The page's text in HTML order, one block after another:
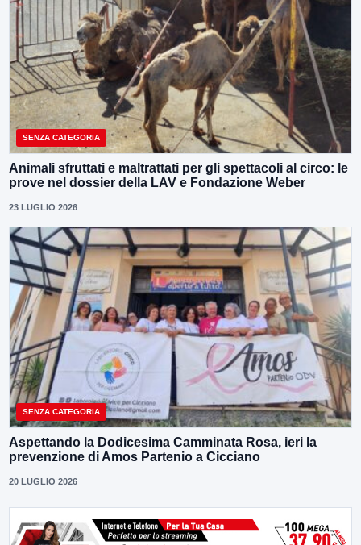
SENZA CATEGORIA
Animali sfruttati e maltrattati per gli spettacoli al circo: le
prove nel dossier della LAV e Fondazione Weber
23 LUGLIO 2026
SENZA CATEGORIA
Aspettando la Dodicesima Camminata Rosa, ieri la
prevenzione di Amos Partenio a Cicciano
20 LUGLIO 2026